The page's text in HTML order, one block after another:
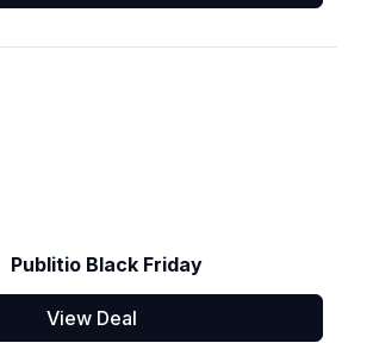
Publitio Black Friday
View Deal